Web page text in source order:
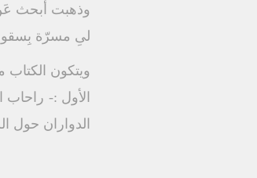
وذهبت أبحث عَنَ
لىِ مسرّة
ويتكون
الأول :- راحاب
الدواران حول